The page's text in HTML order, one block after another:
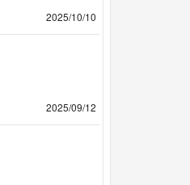
2025/10/10
2025/09/12